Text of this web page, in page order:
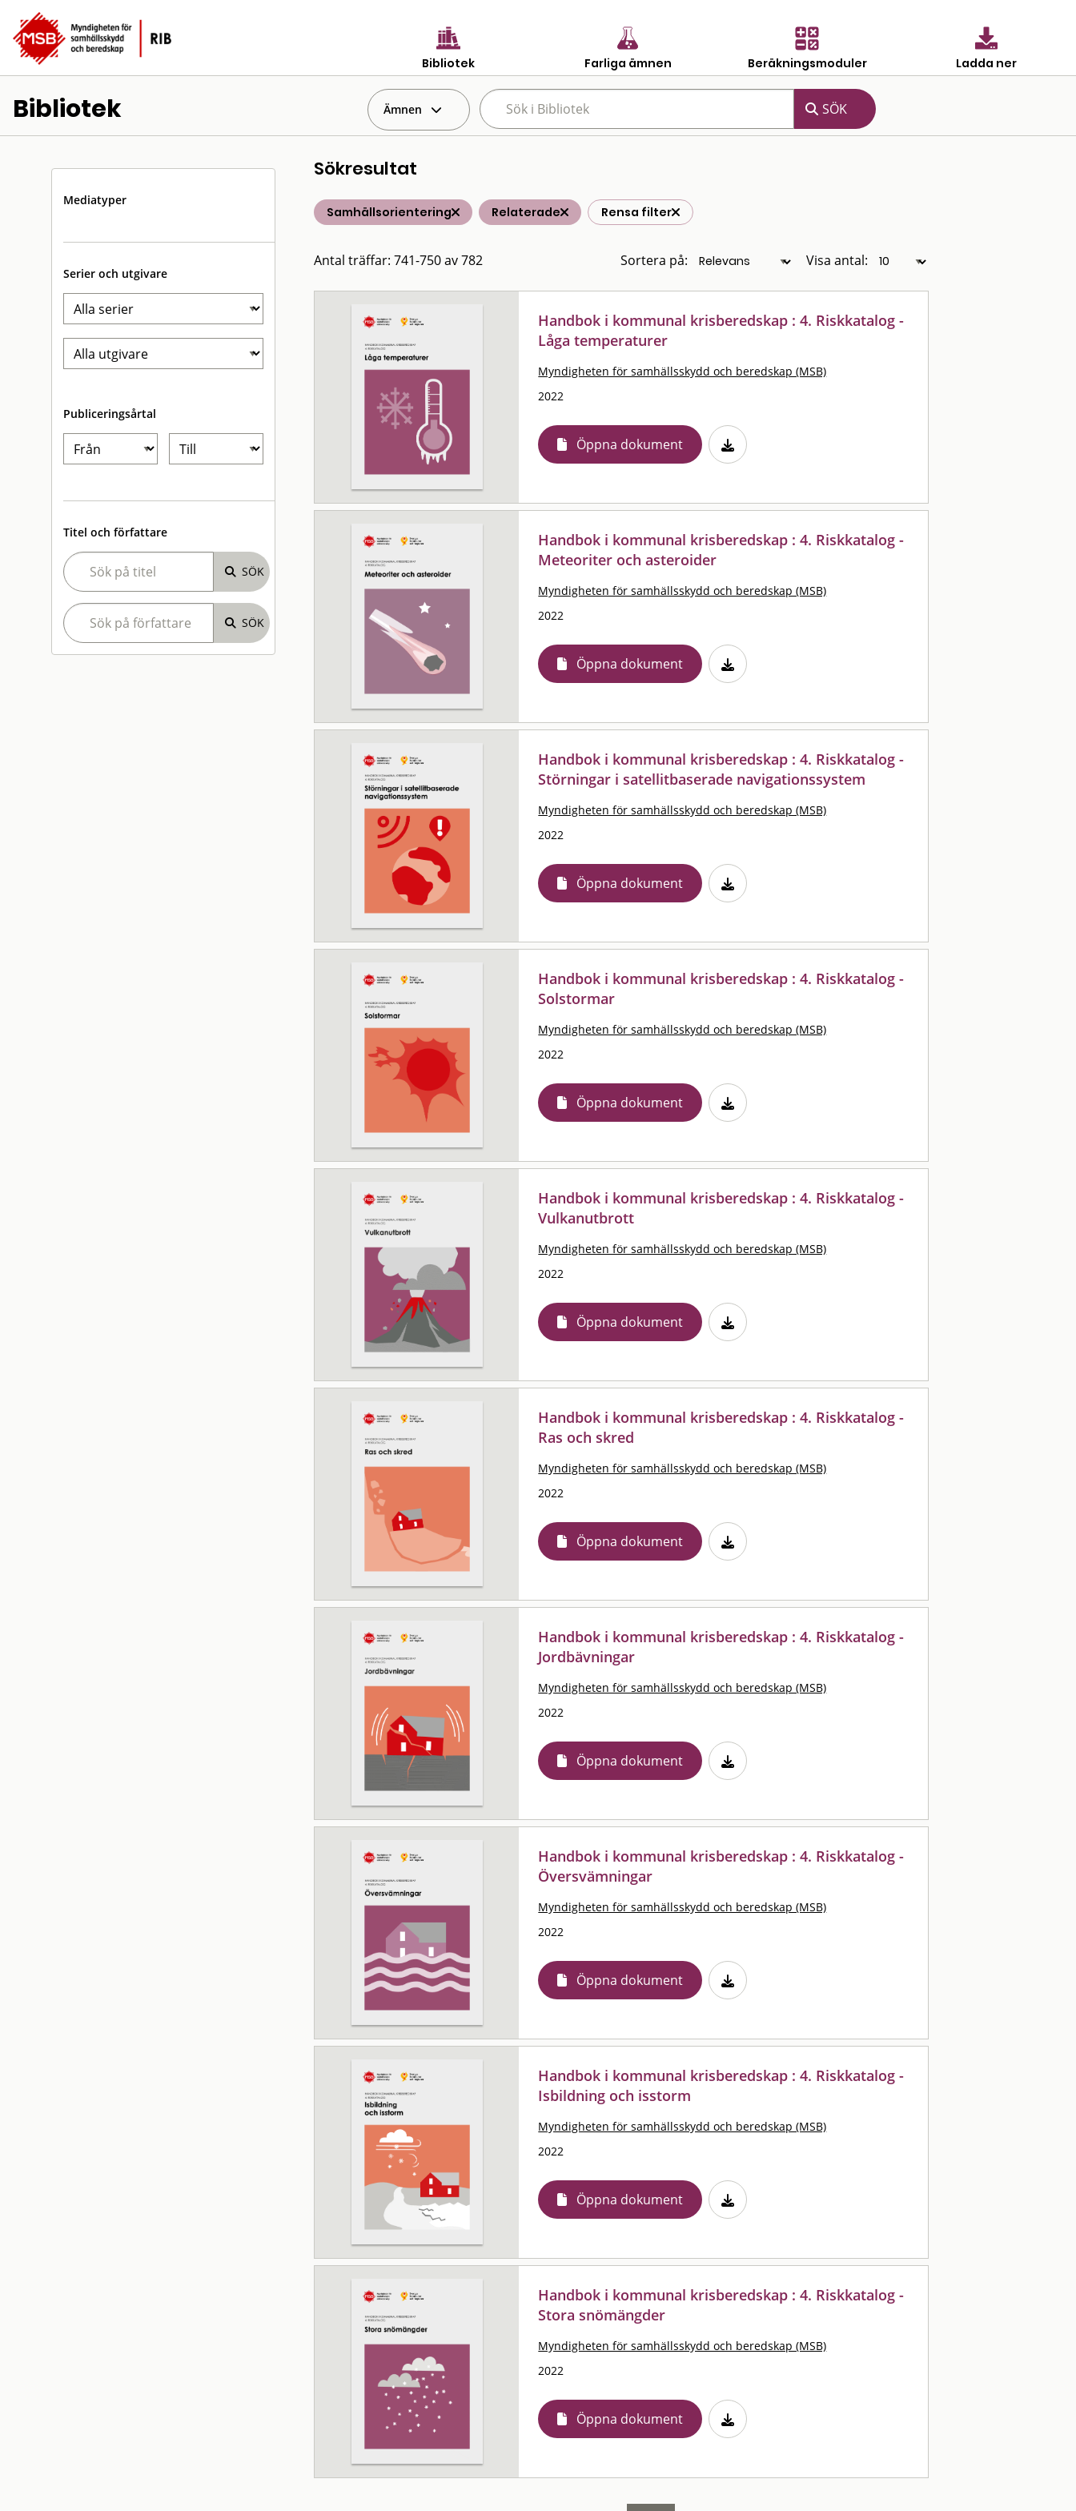
Bibliotek Farliga ämnen Beräkningsmoduler Ladda ner
Bibliotek Ämnen
Mediatyper
Serier och utgivare
Publiceringsårtal
Titel och författare
Sökresultat
Samhällsorientering Relaterade Rensa filter
Antal träffar: 741-750 av 782 Sortera på: Visa antal:
Handbok i kommunal krisberedskap : 4. Riskkatalog -
Låga temperaturer
Myndigheten för samhällsskydd och beredskap (MSB)
2022
Öppna dokument
Handbok i kommunal krisberedskap : 4. Riskkatalog -
Meteoriter och asteroider
Myndigheten för samhällsskydd och beredskap (MSB)
2022
Öppna dokument
Handbok i kommunal krisberedskap : 4. Riskkatalog -
Störningar i satellitbaserade navigationssystem
Myndigheten för samhällsskydd och beredskap (MSB)
2022
Öppna dokument
Handbok i kommunal krisberedskap : 4. Riskkatalog -
Solstormar
Myndigheten för samhällsskydd och beredskap (MSB)
2022
Öppna dokument
Handbok i kommunal krisberedskap : 4. Riskkatalog -
Vulkanutbrott
Myndigheten för samhällsskydd och beredskap (MSB)
2022
Öppna dokument
Handbok i kommunal krisberedskap : 4. Riskkatalog -
Ras och skred
Myndigheten för samhällsskydd och beredskap (MSB)
2022
Öppna dokument
Handbok i kommunal krisberedskap : 4. Riskkatalog -
Jordbävningar
Myndigheten för samhällsskydd och beredskap (MSB)
2022
Öppna dokument
Handbok i kommunal krisberedskap : 4. Riskkatalog -
Översvämningar
Myndigheten för samhällsskydd och beredskap (MSB)
2022
Öppna dokument
Handbok i kommunal krisberedskap : 4. Riskkatalog -
Isbildning och isstorm
Myndigheten för samhällsskydd och beredskap (MSB)
2022
Öppna dokument
Handbok i kommunal krisberedskap : 4. Riskkatalog -
Stora snömängder
Myndigheten för samhällsskydd och beredskap (MSB)
2022
Öppna dokument